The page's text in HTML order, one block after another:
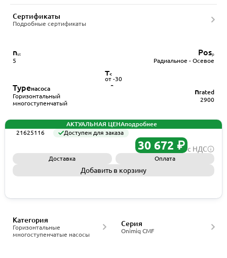
Сертификаты
Подробные сертификаты
nₛₜ
5
Posₚ
Радиальное - Осевое
Typeнасоса
Горизонтальный
многоступенчатый
nrated
2900
Tstorage
от -30
до
АКТУАЛЬНАЯ ЦЕНАподробнее
21625116
Доступен для заказа
30 672 ₽ с НДС
Доставка Оплата
Добавить в корзину
Горизонтальные
многоступенчатые насосы
Категория
Onimiq CMF
Серия